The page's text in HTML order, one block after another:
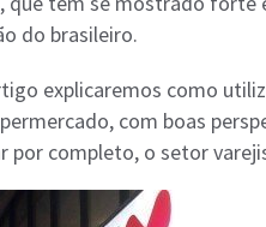
do brasileiro.
explicaremos como
com boas
por completo, o setor